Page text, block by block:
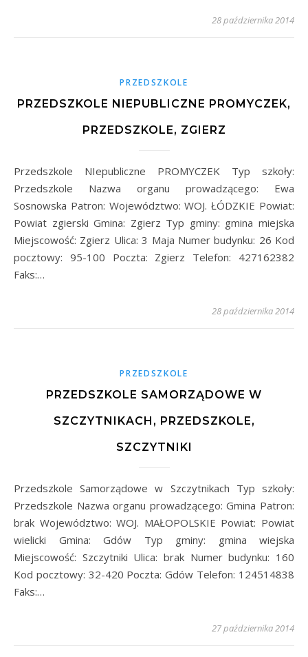
28 października 2014
PRZEDSZKOLE
PRZEDSZKOLE NIEPUBLICZNE PROMYCZEK,
PRZEDSZKOLE, ZGIERZ
Przedszkole NIepubliczne PROMYCZEK Typ szkoły:
Przedszkole Nazwa organu prowadzącego: Ewa
Sosnowska Patron: Województwo: WOJ. ŁÓDZKIE Powiat:
Powiat zgierski Gmina: Zgierz Typ gminy: gmina miejska
Miejscowość: Zgierz Ulica: 3 Maja Numer budynku: 26 Kod
pocztowy: 95-100 Poczta: Zgierz Telefon: 427162382
Faks:…
28 października 2014
PRZEDSZKOLE
PRZEDSZKOLE SAMORZĄDOWE W
SZCZYTNIKACH, PRZEDSZKOLE,
SZCZYTNIKI
Przedszkole Samorządowe w Szczytnikach Typ szkoły:
Przedszkole Nazwa organu prowadzącego: Gmina Patron:
brak Województwo: WOJ. MAŁOPOLSKIE Powiat: Powiat
wielicki Gmina: Gdów Typ gminy: gmina wiejska
Miejscowość: Szczytniki Ulica: brak Numer budynku: 160
Kod pocztowy: 32-420 Poczta: Gdów Telefon: 124514838
Faks:…
27 października 2014